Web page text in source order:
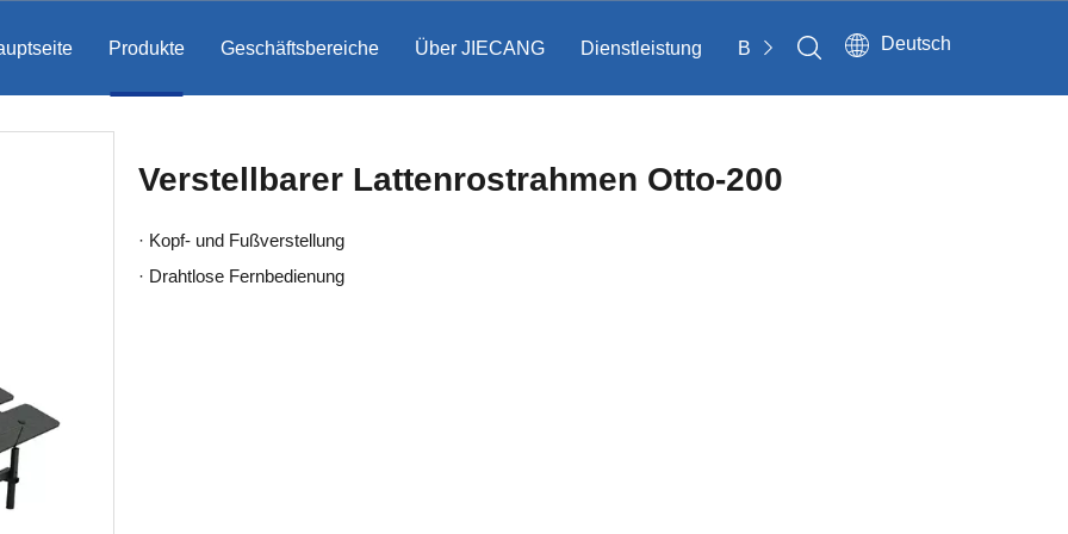
Produkte Geschäftsbereiche Über JIECANG Dienstleistung Bloggen KontaktDeutsch
Verstellbarer Lattenrostrahmen Otto-200
· Kopf- und Fußverstellung
· Drahtlose Fernbedienung